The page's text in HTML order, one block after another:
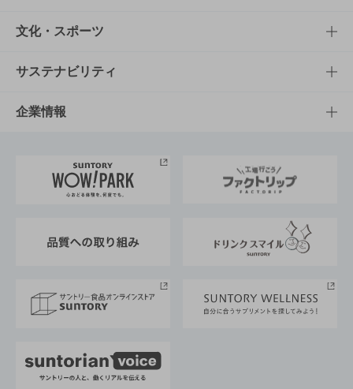
商品一覧
商品発売情報
栄養成分一覧
知る・楽しむTOP
キャンペーン
工場見学
地域情報
文化・スポーツ
文化・スポーツTOP
サントリーホール
サントリーサンバーズ大阪
サステナビリティ
サステナビリティTOP
サントリーが考えるサステナビリティ経営
企業情報
企業概要
採用情報